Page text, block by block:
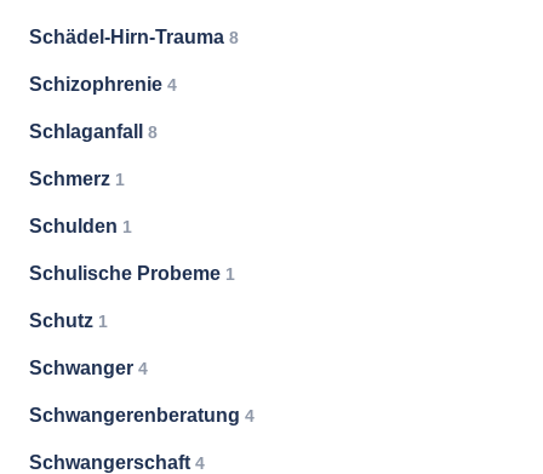
Schädel-Hirn-Trauma 8
Schizophrenie 4
Schlaganfall 8
Schmerz 1
Schulden 1
Schulische Probeme 1
Schutz 1
Schwanger 4
Schwangerenberatung 4
Schwangerschaft 4